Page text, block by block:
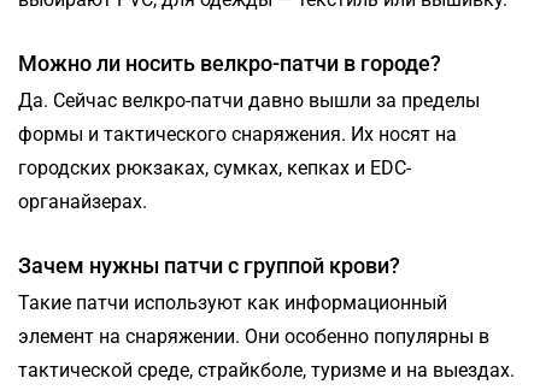
Можно ли носить велкро-патчи в городе?
Да. Сейчас велкро-патчи давно вышли за пределы
формы и тактического снаряжения. Их носят на
городских рюкзаках, сумках, кепках и EDC-
органайзерах.
Зачем нужны патчи с группой крови?
Такие патчи используют как информационный
элемент на снаряжении. Они особенно популярны в
тактической среде, страйкболе, туризме и на выездах.